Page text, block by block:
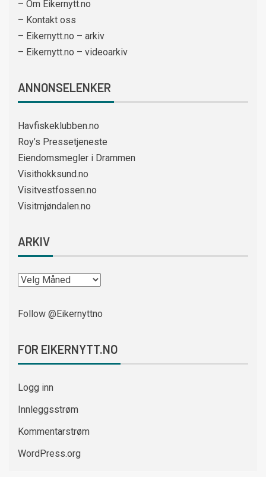
– Om Eikernytt.no
– Kontakt oss
– Eikernytt.no – arkiv
– Eikernytt.no – videoarkiv
ANNONSELENKER
Havfiskeklubben.no
Roy’s Pressetjeneste
Eiendomsmegler i Drammen
Visithokksund.no
Visitvestfossen.no
Visitmjøndalen.no
ARKIV
Follow @Eikernyttno
FOR EIKERNYTT.NO
Logg inn
Innleggsstrøm
Kommentarstrøm
WordPress.org